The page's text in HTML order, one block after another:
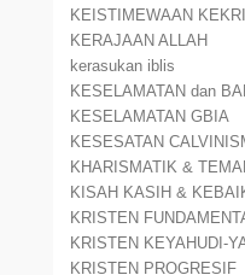
KEISTIMEWAAN
KERAJAAN ALLAH
kerasukan iblis
KESELAMATAN dan
KESELAMATAN GBIA
KESESATAN
KHARISMATIK &
KISAH KASIH &
KRISTEN
KRISTEN KEYAHUDI-
KRISTEN PROGRESIF